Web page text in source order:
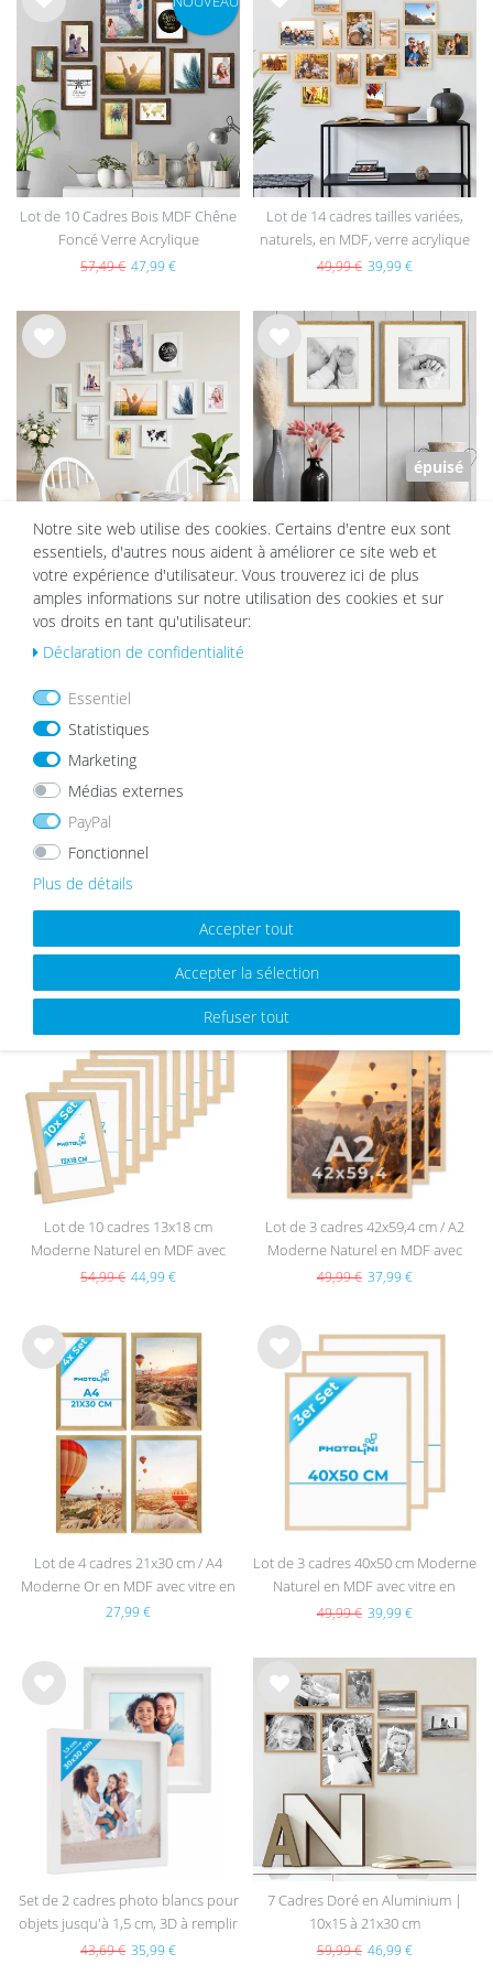
sou
hait
s
Lot de 10 Cadres Bois MDF Chêne
Foncé Verre Acrylique
57,49 € 47,99 €
List
e de
sou
hait
Lot de 14 cadres tailles variées,
naturels, en MDF, verre acrylique
49,99 € 39,99 €
List
hait
s
Lot de 10 Cadres Bois MDF Blanc
Verre Acrylique
57,49 € 47,99 €
List
e de
sou
hait
s
épuisé
Lot de 2 Cadres Bois Véritable
Chêne 30x30 cm avec
passepartout
39,99 €
List
sou
hait
Lot de 2 Cadres Chêne foncé Bois
Massif 30x30 cm avec verre
20x20 cm Blanc | Bois Massif
List
hait
Lot de 10 cadres 13x18 cm
Moderne Naturel en MDF avec
vitre en acrylique
54,99 € 44,99 €
List
e de
Lot de 3 cadres 42x59,4 cm / A2
Moderne Naturel en MDF avec
vitre en acrylique
49,99 € 37,99 €
List
Lot de 4 cadres 21x30 cm / A4
Moderne Or en MDF avec vitre en
acrylique
27,99 €
List
Lot de 3 cadres 40x50 cm Moderne
Naturel en MDF avec vitre en
acrylique
49,99 € 39,99 €
List
e de
Set de 2 cadres photo blancs pour
objets jusqu'à 1,5 cm, 3D à remplir
30x30 cm, profond avec passe-
43,69 € 35,99 €
e de
sou
7 Cadres Doré en Aluminium |
10x15 à 21x30 cm
59,99 € 46,99 €
Notre site web utilise des cookies. Certains d'entre eux sont
essentiels, d'autres nous aident à améliorer ce site web et
votre expérience d'utilisateur. Vous trouverez ici de plus
amples informations sur notre utilisation des cookies et sur
vos droits en tant qu'utilisateur:
Déclaration de confidentialité
Essentiel
Statistiques
Marketing
Médias externes
PayPal
Fonctionnel
Plus de détails
Accepter tout
Accepter la sélection
Refuser tout